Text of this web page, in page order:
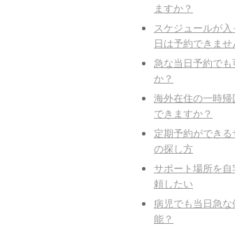
ますか？
スケジュールが
日は予約できませ
急な当日予約でも
か？
海外在住の一時
できますか？
定期予約ができ
の探し方
サポート場所を
頼したい
病児でも当日急
能？